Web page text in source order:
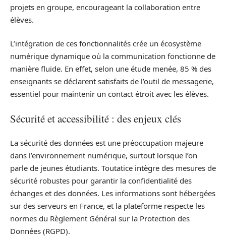
projets en groupe, encourageant la collaboration entre
élèves.
L’intégration de ces fonctionnalités crée un écosystème
numérique dynamique où la communication fonctionne de
manière fluide. En effet, selon une étude menée, 85 % des
enseignants se déclarent satisfaits de l’outil de messagerie,
essentiel pour maintenir un contact étroit avec les élèves.
Sécurité et accessibilité : des enjeux clés
La sécurité des données est une préoccupation majeure
dans l’environnement numérique, surtout lorsque l’on
parle de jeunes étudiants. Toutatice intègre des mesures de
sécurité robustes pour garantir la confidentialité des
échanges et des données. Les informations sont hébergées
sur des serveurs en France, et la plateforme respecte les
normes du Règlement Général sur la Protection des
Données (RGPD).